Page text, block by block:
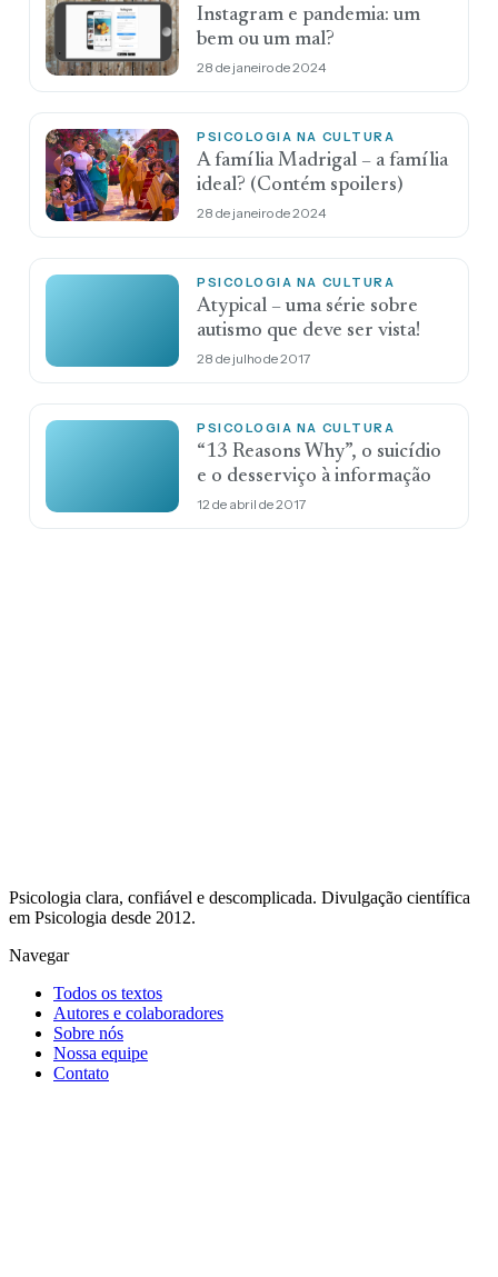
Instagram e pandemia: um
bem ou um mal?
28 de janeiro de 2024
PSICOLOGIA NA CULTURA
A família Madrigal – a família
ideal? (Contém spoilers)
28 de janeiro de 2024
PSICOLOGIA NA CULTURA
Atypical – uma série sobre
autismo que deve ser vista!
28 de julho de 2017
PSICOLOGIA NA CULTURA
“13 Reasons Why”, o suicídio
e o desserviço à informação
12 de abril de 2017
Psicologia clara, confiável e descomplicada. Divulgação científica
em Psicologia desde 2012.
Navegar
Todos os textos
Autores e colaboradores
Sobre nós
Nossa equipe
Contato